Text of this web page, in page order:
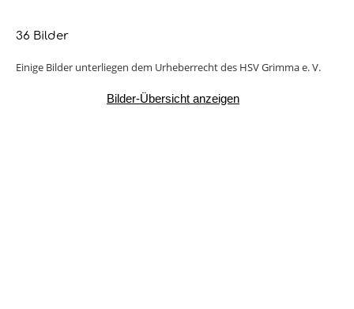
36 Bilder
Einige Bilder unterliegen dem Urheberrecht des HSV Grimma e. V.
Bilder-Übersicht anzeigen